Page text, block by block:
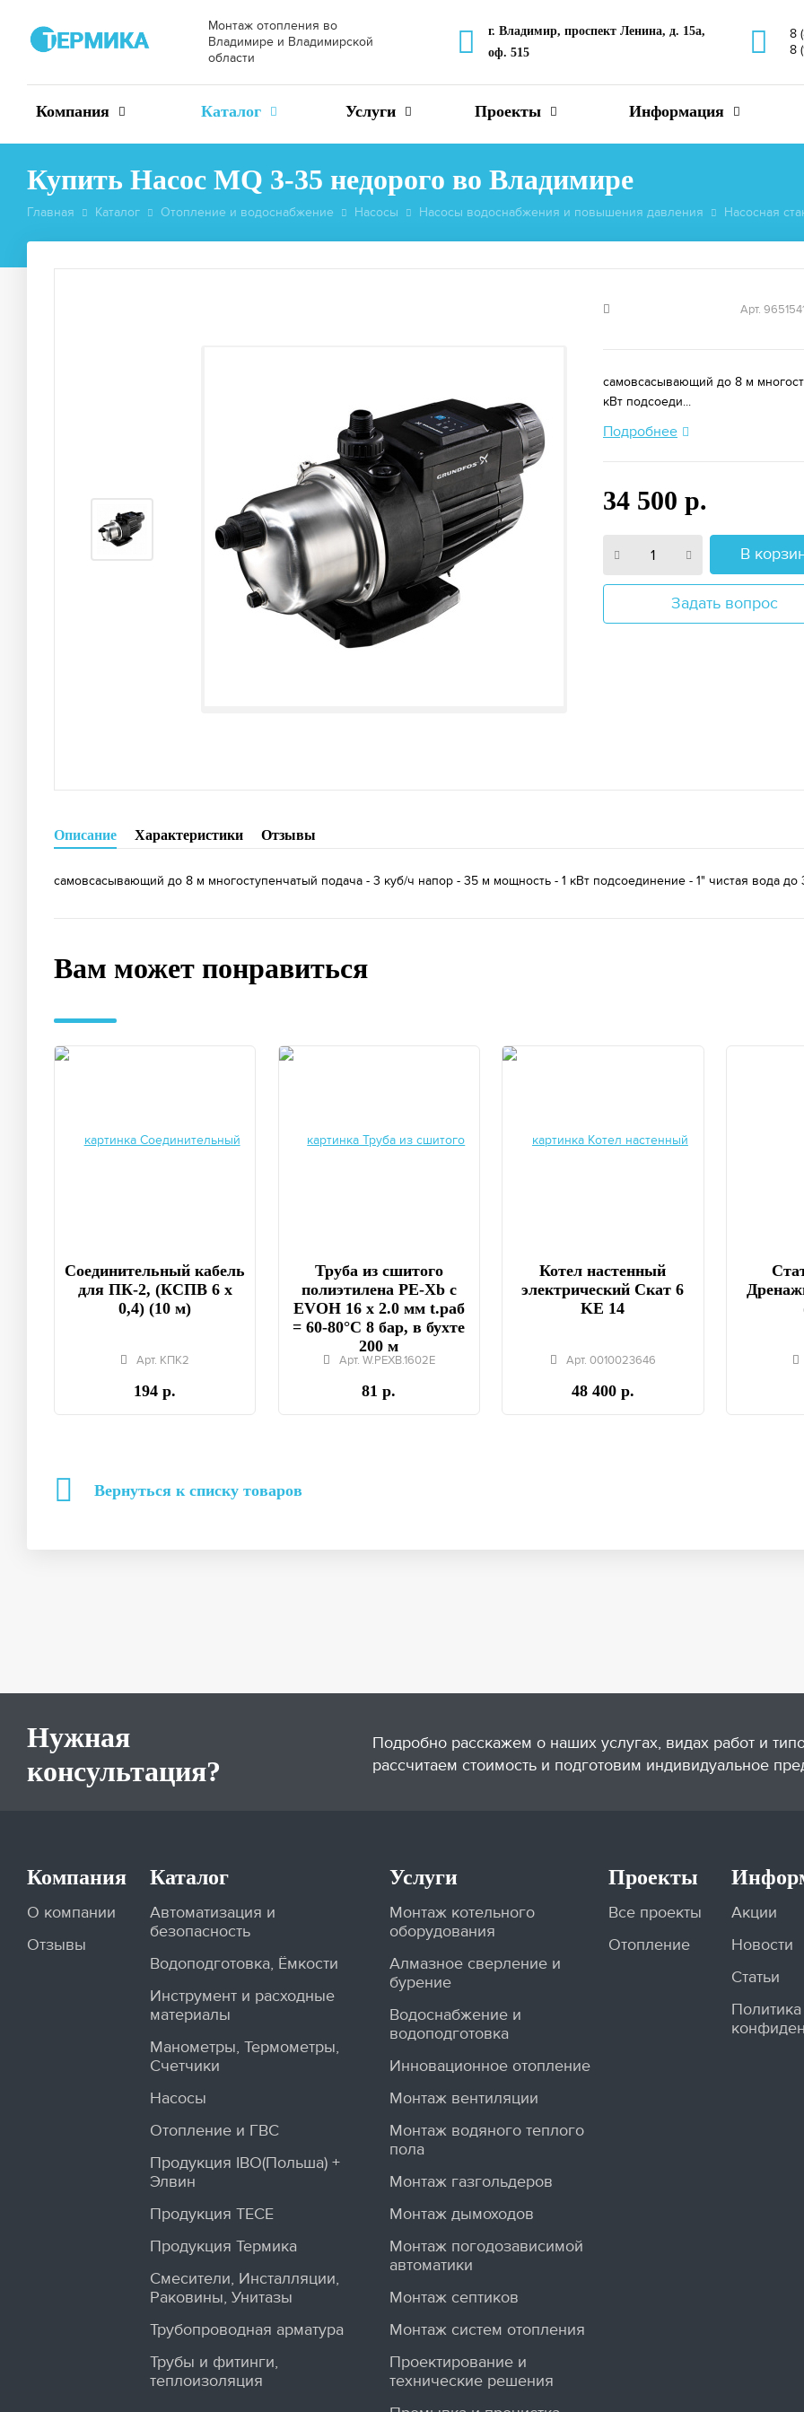
Монтаж отопления во
Владимире и Владимирской
области
г. Владимир, проспект Ленина, д. 15а,
оф. 515
8
8
Компания Каталог Услуги Проекты Информация
Купить Насос MQ 3-35 недорого во Владимире
Главная Каталог Отопление и водоснабжение Насосы Насосы водоснабжения и повышения давления Насосная
Арт.
самовсасывающий до 8 м
кВт подсоеди...
Подробнее
34 500 р.
В
Задать вопрос
Описание Характеристики Отзывы
самовсасывающий до 8 м многоступенчатый подача - 3 куб/ч напор - 35 м мощность - 1 кВт подсоединение - 1" чистая вода до
Вам может понравиться
Соединительный кабель
для ПК-2, (КСПВ 6 х
0,4) (10 м)
Арт. КПК2
194 р.
Труба из сшитого
полиэтилена PE-Xb с
EVOH 16 x 2.0 мм t.раб
= 60-80°C 8 бар, в бухте
200 м
Арт. W.PEXB.1602E
81 р.
Котел настенный
электрический Скат 6
KE 14
Арт. 0010023646
48 400 р.
Вернуться к списку товаров
Нужная
консультация?
Подробно расскажем о наших услугах, видах работ и
рассчитаем стоимость и подготовим индивидуальное
Компания
О компании
Отзывы
Каталог
Автоматизация и
безопасность
Водоподготовка, Ёмкости
Инструмент и расходные
материалы
Манометры, Термометры,
Счетчики
Насосы
Отопление и ГВС
Продукция IBO(Польша) +
Элвин
Продукция TECE
Продукция Термика
Смесители, Инсталляции,
Раковины, Унитазы
Трубопроводная арматура
Трубы и фитинги,
теплоизоляция
Услуги
Монтаж котельного
оборудования
Алмазное сверление и
бурение
Водоснабжение и
водоподготовка
Инновационное отопление
Монтаж вентиляции
Монтаж водяного теплого
пола
Монтаж газгольдеров
Монтаж дымоходов
Монтаж погодозависимой
автоматики
Монтаж септиков
Монтаж систем отопления
Проектирование и
технические решения
Проекты
Все проекты
Отопление
Акции
Новости
Статьи
Политика